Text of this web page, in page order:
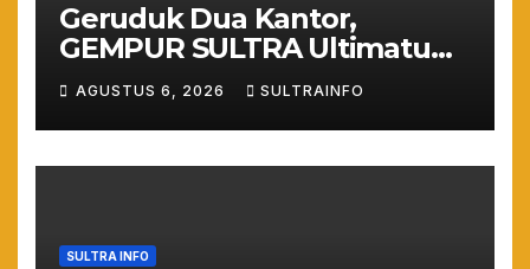
Geruduk Dua Kantor,
GEMPUR SULTRA Ultimatum
Keras: Lahan Puuwatu Siap
Diduduki Jika Tak Ada
Kepastian Hukum
AGUSTUS 6, 2026 SULTRAINFO
SULTRA INFO